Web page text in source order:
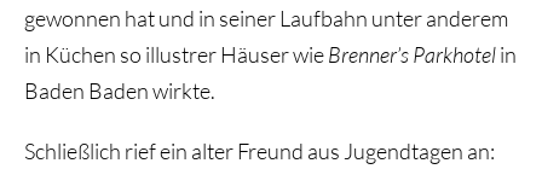
gewonnen hat und in seiner Laufbahn unter anderem
in Küchen so illustrer Häuser wieBrenner’s Parkhotelin
Baden Baden wirkte.
Schließlich rief ein alter Freund aus Jugendtagen an: